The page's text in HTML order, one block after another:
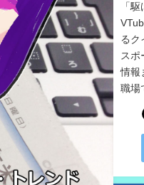
「
るク
スポ
情報
職場